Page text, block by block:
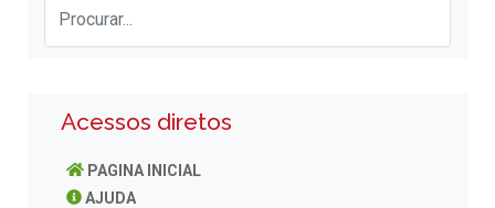
Acessos diretos
PAGINA INICIAL
AJUDA